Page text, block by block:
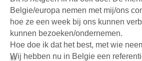
Belgie/europa nemen met mij/ons
hoe ze een week bij ons kunnen
kunnen bezoeken/ondernemen.
Hoe doe ik dat het best, met wie
Wij hebben nu in Belgie een